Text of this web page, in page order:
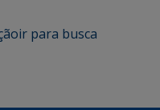
ir para busca